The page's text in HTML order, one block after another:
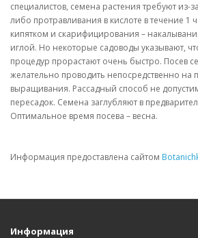
специалистов, семена растения требуют из-
либо протравливания в кислоте в течение 1
кипятком и скарифицирования –
иглой. Но некоторые садоводы указывают,
процедур прорастают очень быстро. Посев
желательно проводить непосредственно на
выращивания. Рассадный способ не
пересадок. Семена заглубляют в
Оптимальное время посева – весна.
Информация предоставлена сайтом
Информация